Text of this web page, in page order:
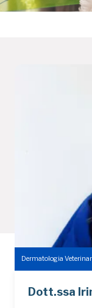
Dermatologia
Dott.ssa